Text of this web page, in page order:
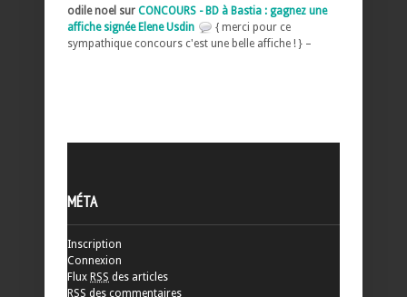
odile noel sur CONCOURS - BD à Bastia : gagnez une
affiche signée Elene Usdin
{ merci pour ce
sympathique concours c'est une belle affiche ! } –
MÉTA
Inscription
Connexion
Flux RSS des articles
RSS des commentaires